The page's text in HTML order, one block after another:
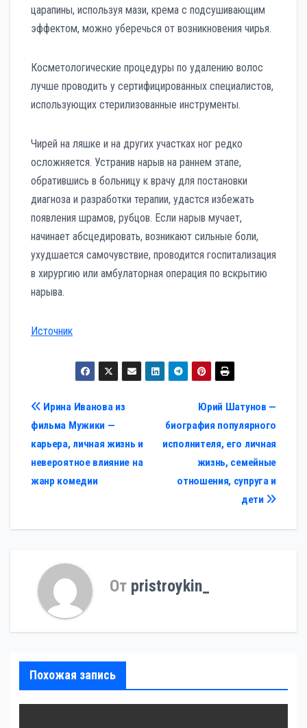
царапины, используя мази, крема с подсушивающим
эффектом, можно уберечься от возникновения чирья.
Косметологические процедуры по удалению волос
лучше проводить у сертифицированных специалистов,
использующих стерилизованные инструменты.
Чирей на ляшке и на других участках ног редко
осложняется. Устранив нарыв на раннем этапе,
обратившись в больницу к врачу для постановки
диагноза и разработки терапии, удастся избежать
появления шрамов, рубцов. Если нарыв мучает,
начинает абсцедировать, возникают сильные боли,
ухудшается самочувствие, проводится госпитализация
в хирургию или амбулаторная операция по вскрытию
нарыва.
Источник
Навигация
по
записям
Юрий Шатунов —
биография популярного
исполнителя, его личная
жизнь, семейные
отношения, супруга и
дети
Ирина Иванова из
фильма Мужики —
карьера, личная жизнь и
невероятное влияние на
жанр комедии
От pristroykin_
Похожая запись